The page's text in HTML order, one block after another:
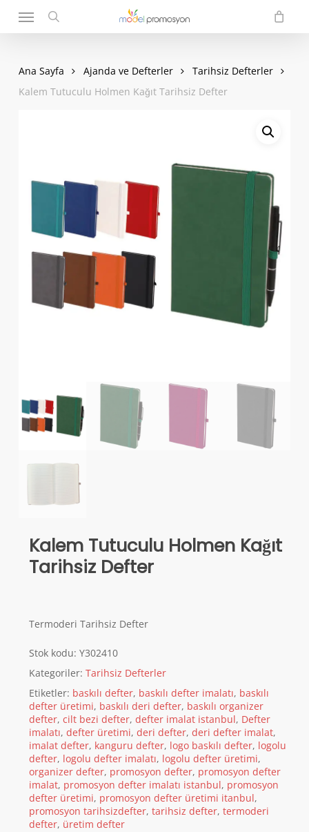
search
Menu
Ana Sayfa Ajanda ve Defterler
Tarihsiz Defterler
Kalem Tutuculu Holmen Kağıt Tarihsiz Defter
Kalem Tutuculu Holmen Kağıt
Tarihsiz Defter
Termoderi Tarihsiz Defter
Stok kodu: Y302410
Kategoriler: Tarihsiz Defterler
Etiketler: baskılı defter, baskılı defter imalatı, baskılı
defter üretimi, baskılı deri defter, baskılı organizer
defter, cilt bezi defter, defter imalat istanbul, Defter
imalatı, defter üretimi, deri defter, deri defter imalat,
imalat defter, kanguru defter, logo baskılı defter, logolu
defter, logolu defter imalatı, logolu defter üretimi,
organizer defter, promosyon defter, promosyon defter
imalat, promosyon defter imalatı istanbul, promosyon
defter üretimi, promosyon defter üretimi itanbul,
promosyon tarihsizdefter, tarihsiz defter, termoderi
defter, üretim defter